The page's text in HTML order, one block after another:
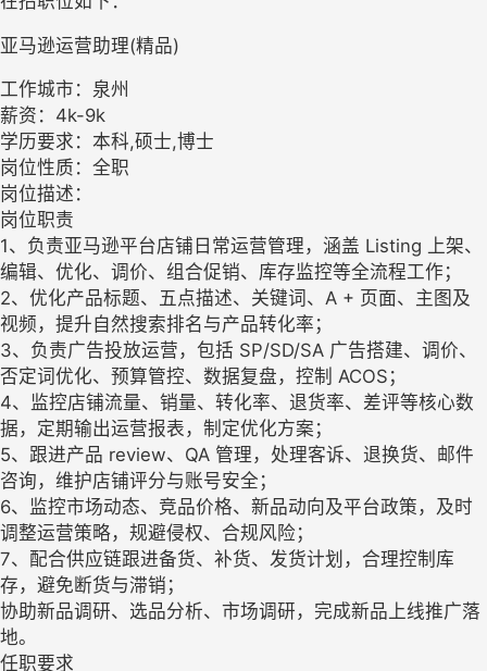
亚马逊运营助理(精品)
工作城市：泉州
薪资：4k-9k
学历要求：本科,硕士,博士
岗位性质：全职
岗位描述：
岗位职责
1、负责亚马逊平台店铺日常运营管理，涵盖 Listing 上架、
编辑、优化、调价、组合促销、库存监控等全流程工作；
2、优化产品标题、五点描述、关键词、A + 页面、主图及
视频，提升自然搜索排名与产品转化率；
3、负责广告投放运营，包括 SP/SD/SA 广告搭建、调价、
否定词优化、预算管控、数据复盘，控制 ACOS；
4、监控店铺流量、销量、转化率、退货率、差评等核心数
据，定期输出运营报表，制定优化方案；
5、跟进产品 review、QA 管理，处理客诉、退换货、邮件
咨询，维护店铺评分与账号安全；
6、监控市场动态、竞品价格、新品动向及平台政策，及时
调整运营策略，规避侵权、合规风险；
7、配合供应链跟进备货、补货、发货计划，合理控制库
存，避免断货与滞销；
协助新品调研、选品分析、市场调研，完成新品上线推广落
地。
任职要求